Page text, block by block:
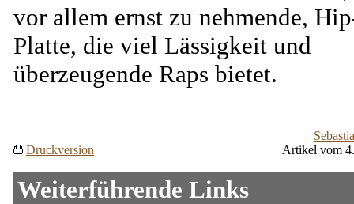
vor allem ernst zu nehmende,
Platte, die viel Lässigkeit und
überzeugende Raps bietet.
Druckversion
Artikel vom
Weiterführende Links